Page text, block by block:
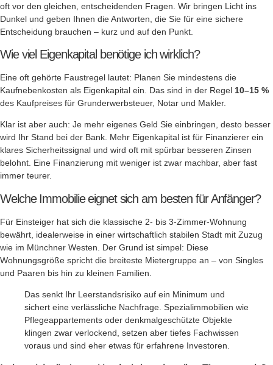
oft vor den gleichen, entscheidenden Fragen. Wir bringen Licht ins
Dunkel und geben Ihnen die Antworten, die Sie für eine sichere
Entscheidung brauchen – kurz und auf den Punkt.
Wie viel Eigenkapital benötige ich wirklich?
Eine oft gehörte Faustregel lautet: Planen Sie mindestens die
Kaufnebenkosten als Eigenkapital ein. Das sind in der Regel 10–15 %
des Kaufpreises für Grunderwerbsteuer, Notar und Makler.
Klar ist aber auch: Je mehr eigenes Geld Sie einbringen, desto besser
wird Ihr Stand bei der Bank. Mehr Eigenkapital ist für Finanzierer ein
klares Sicherheitssignal und wird oft mit spürbar besseren Zinsen
belohnt. Eine Finanzierung mit weniger ist zwar machbar, aber fast
immer teurer.
Welche Immobilie eignet sich am besten für Anfänger?
Für Einsteiger hat sich die klassische 2- bis 3-Zimmer-Wohnung
bewährt, idealerweise in einer wirtschaftlich stabilen Stadt mit Zuzug
wie im Münchner Westen. Der Grund ist simpel: Diese
Wohnungsgröße spricht die breiteste Mietergruppe an – von Singles
und Paaren bis hin zu kleinen Familien.
Das senkt Ihr Leerstandsrisiko auf ein Minimum und
sichert eine verlässliche Nachfrage. Spezialimmobilien wie
Pflegeappartements oder denkmalgeschützte Objekte
klingen zwar verlockend, setzen aber tiefes Fachwissen
voraus und sind eher etwas für erfahrene Investoren.